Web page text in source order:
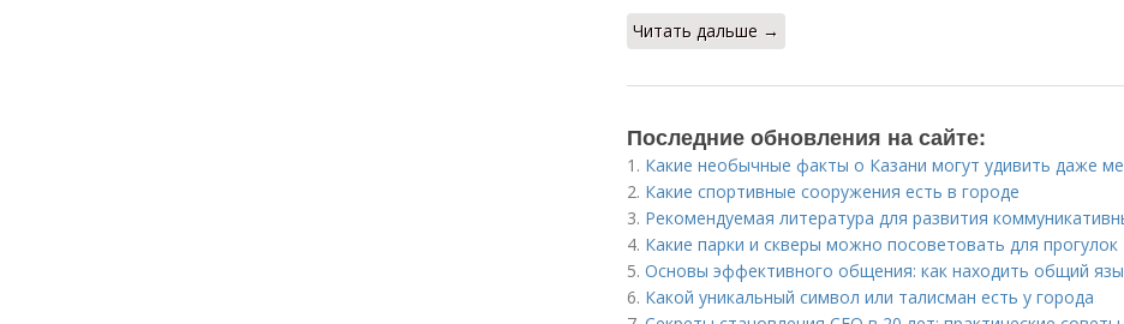
Читать дальше →
Последние обновления на сайте:
1. Какие необычные факты о Казани могут удивить даже
2. Какие спортивные сооружения есть в городе
3. Рекомендуемая литература для развития
4. Какие парки и скверы можно посоветовать для прогулок
5. Основы эффективного общения: как находить общий
6. Какой уникальный символ или талисман есть у города